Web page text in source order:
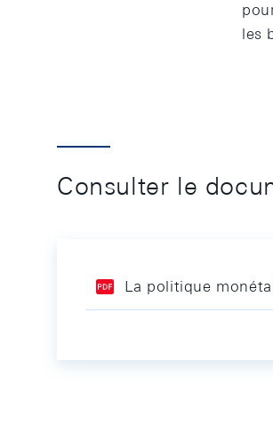
les
Consulter le
La politique